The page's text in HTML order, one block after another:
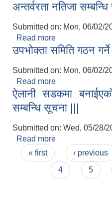
अन्तर्वरता नतिजा सम्बन्धि
Submitted on: Mon, 06/02/
Read more
उपभोक्ता समिति गठन
Submitted on: Mon, 06/02/
Read more
ऐलानी सडकमा
सम्बन्धि सूचना |||
Submitted on: Wed, 05/28/
Read more
सम्बन्धि सूचना |||
Pages
« first ‹ previous
4
5